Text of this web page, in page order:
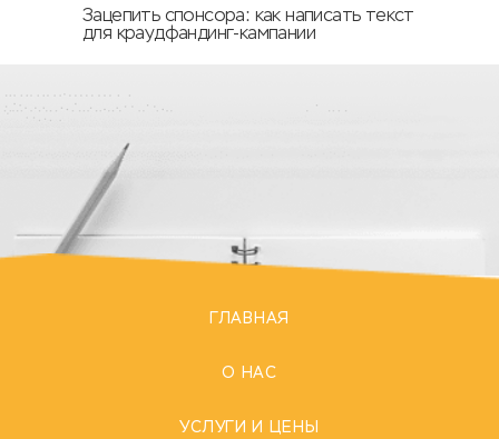
Зацепить спонсора: как написать текст
для краудфандинг-кампании
ГЛАВНАЯ
О НАС
УСЛУГИ И ЦЕНЫ